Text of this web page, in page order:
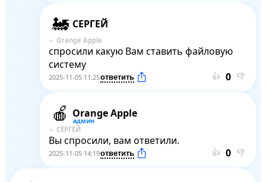
СЕРГЕЙ
Orange Apple
спросили какую Вам ставить файловую
систему
2025-11-05 11:25 👍 👎
Orange Apple
СЕРГЕЙ
Вы спросили, вам ответили.
2025-11-05 14:19 👍 👎